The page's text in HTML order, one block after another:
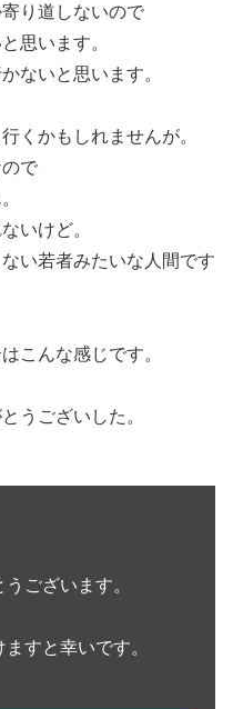
り道しないので
思います。
ないと思います。
くかもしれませんが。
で
いけど。
い若者みたいな人間です
こんな感じです。
うございした。
ございます。
すと幸いです。